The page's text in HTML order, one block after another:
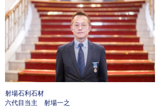
射場石利石材
六代目当主 射場一之